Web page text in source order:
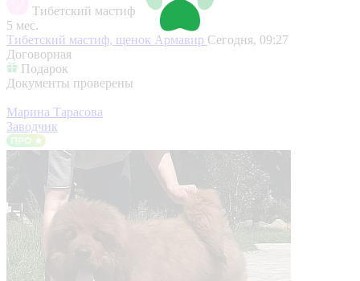
Тибетский мастиф
5 мес.
Тибетский мастиф, щенок Армавир Сегодня, 09:27
Договорная
Подарок
Документы проверены
Марина Тарасова
Заводчик